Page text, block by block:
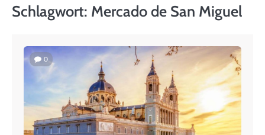
Schlagwort: Mercado de San Miguel
0